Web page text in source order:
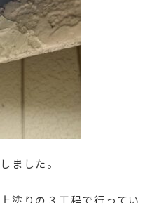
ました。
りの３工程で行ってい